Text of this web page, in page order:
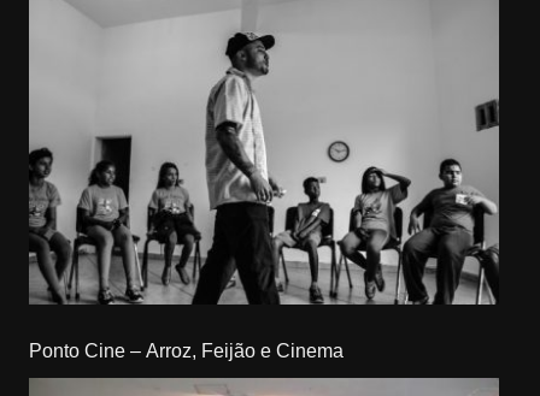
Ponto Cine – Arroz, Feijão e Cinema